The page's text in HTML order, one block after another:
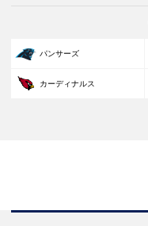
パンサーズ
カーディナルス